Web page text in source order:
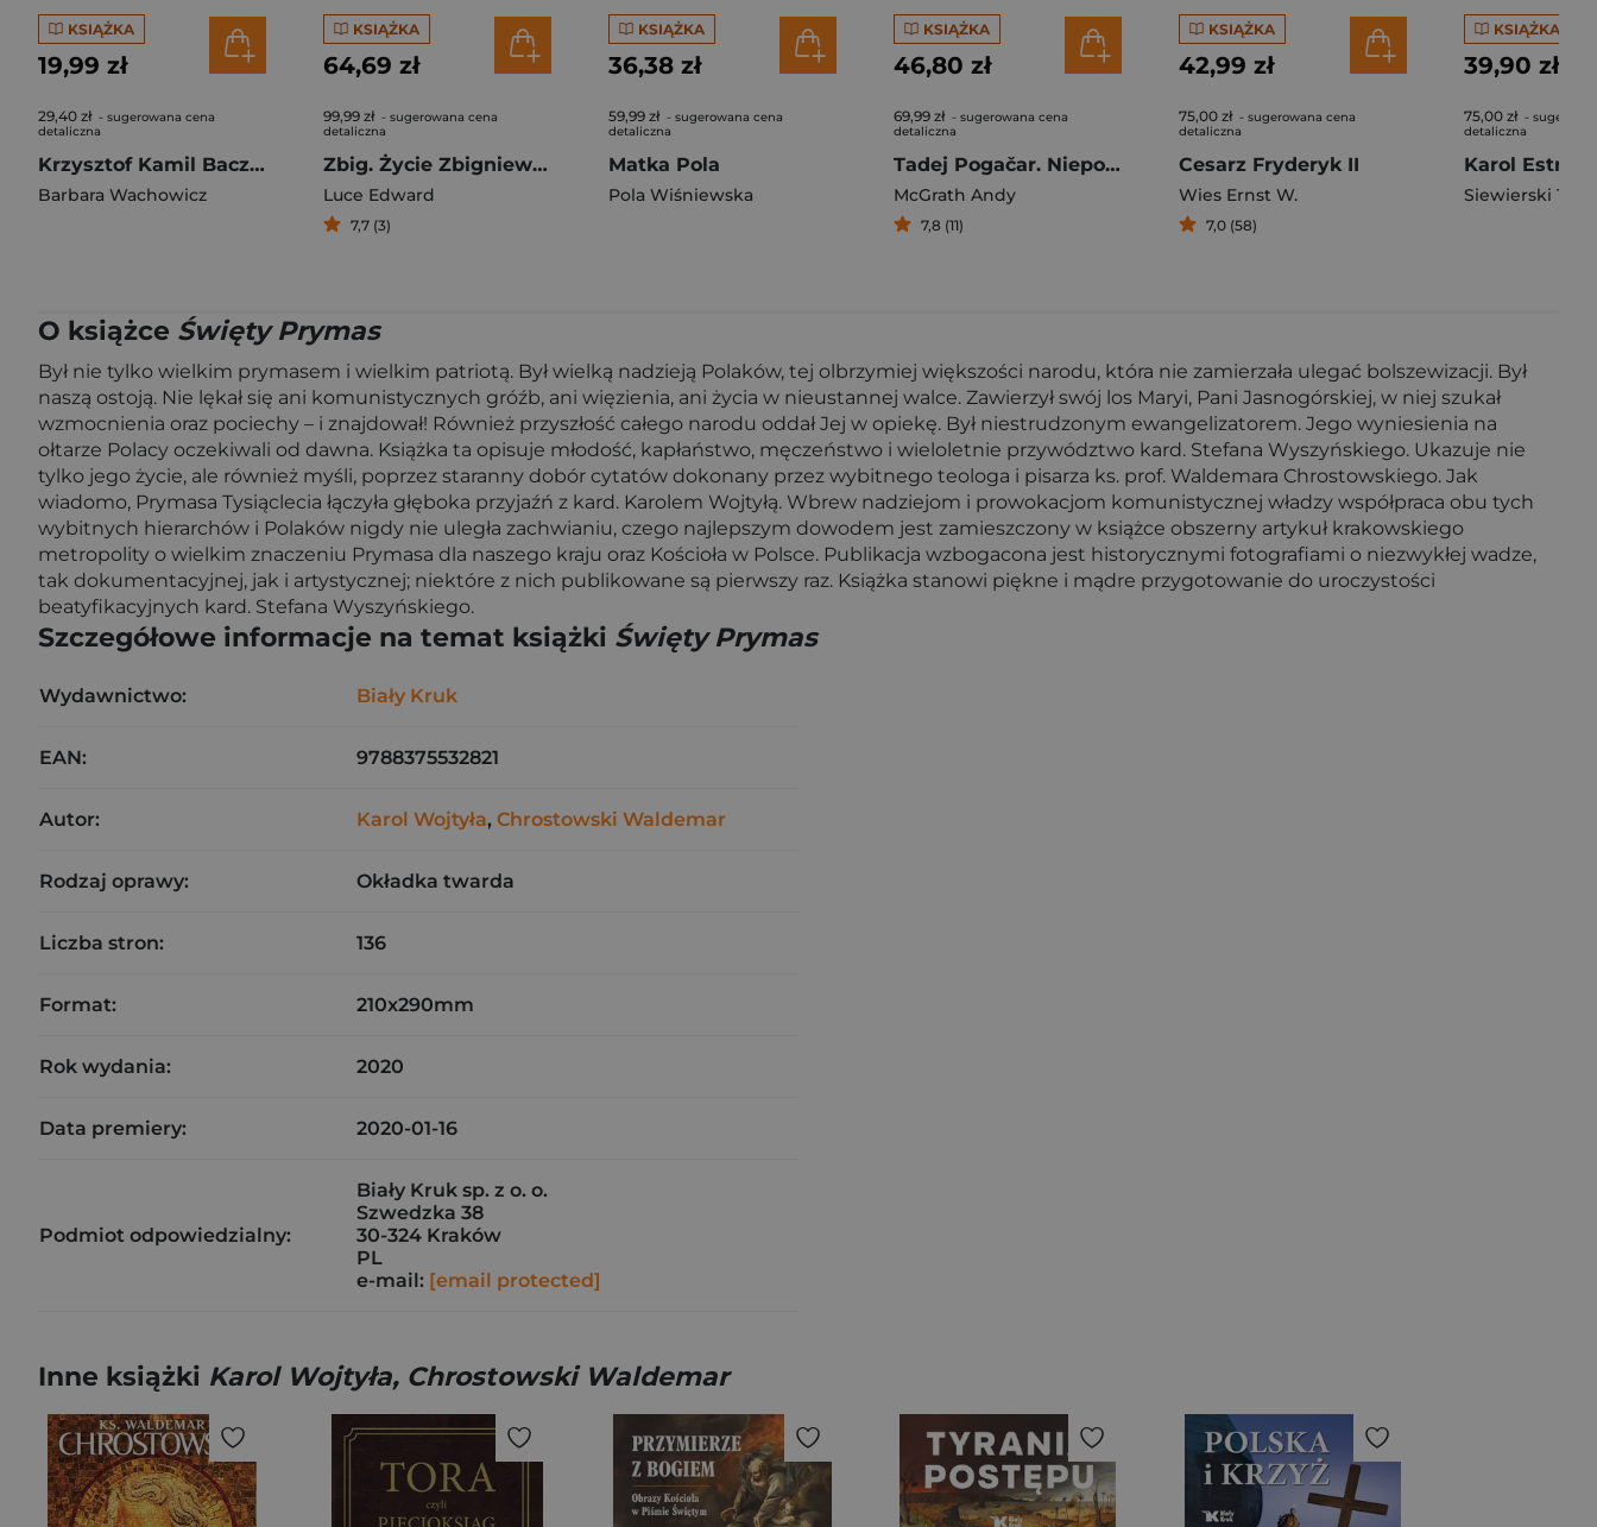
KSIĄŻKA
19,99 zł
29,40 zł - sugerowana cena
detaliczna
Krzysztof Kamil Baczyński. Pomnik z płomienia wyd. 3
Barbara Wachowicz
KSIĄŻKA
64,69 zł
99,99 zł - sugerowana cena
detaliczna
Zbig. Życie Zbigniewa Brzezińskiego proroka czasów zimnej wojny
Luce Edward
7,7 (3)
KSIĄŻKA
36,38 zł
59,99 zł - sugerowana cena
detaliczna
Matka Pola
Pola Wiśniewska
KSIĄŻKA
46,80 zł
69,99 zł - sugerowana cena
detaliczna
Tadej Pogačar. Niepokonany
McGrath Andy
7,8 (11)
KSIĄŻKA
42,99 zł
75,00 zł - sugerowana cena
detaliczna
Cesarz Fryderyk II
Wies Ernst W.
7,0 (58)
KSIĄŻKA
39,90 zł
75,00 zł -
detaliczna
Karol
Siewierski
O książce Święty Prymas
Był nie tylko wielkim prymasem i wielkim patriotą. Był wielką nadzieją Polaków, tej olbrzymiej większości narodu, która nie zamierzała ulegać bolszewizacji. Był
naszą ostoją. Nie lękał się ani komunistycznych gróźb, ani więzienia, ani życia w nieustannej walce. Zawierzył swój los Maryi, Pani Jasnogórskiej, w niej szukał
wzmocnienia oraz pociechy – i znajdował! Również przyszłość całego narodu oddał Jej w opiekę. Był niestrudzonym ewangelizatorem. Jego wyniesienia na
ołtarze Polacy oczekiwali od dawna. Książka ta opisuje młodość, kapłaństwo, męczeństwo i wieloletnie przywództwo kard. Stefana Wyszyńskiego. Ukazuje nie
tylko jego życie, ale również myśli, poprzez staranny dobór cytatów dokonany przez wybitnego teologa i pisarza ks. prof. Waldemara Chrostowskiego. Jak
wiadomo, Prymasa Tysiąclecia łączyła głęboka przyjaźń z kard. Karolem Wojtyłą. Wbrew nadziejom i prowokacjom komunistycznej władzy współpraca obu tych
wybitnych hierarchów i Polaków nigdy nie uległa zachwianiu, czego najlepszym dowodem jest zamieszczony w książce obszerny artykuł krakowskiego
metropolity o wielkim znaczeniu Prymasa dla naszego kraju oraz Kościoła w Polsce. Publikacja wzbogacona jest historycznymi fotografiami o niezwykłej wadze,
tak dokumentacyjnej, jak i artystycznej; niektóre z nich publikowane są pierwszy raz. Książka stanowi piękne i mądre przygotowanie do uroczystości
beatyfikacyjnych kard. Stefana Wyszyńskiego.
Szczegółowe informacje na temat książki Święty Prymas
Wydawnictwo: Biały Kruk
EAN: 9788375532821
Autor: Karol Wojtyła, Chrostowski Waldemar
Rodzaj oprawy: Okładka twarda
Liczba stron: 136
Format: 210x290mm
Rok wydania: 2020
Data premiery: 2020-01-16
Podmiot odpowiedzialny:
Biały Kruk sp. z o. o.
Szwedzka 38
30-324 Kraków
PL
e-mail: [email protected]
Inne książki Karol Wojtyła, Chrostowski Waldemar